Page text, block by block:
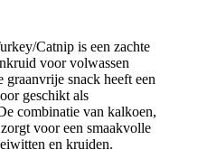
Catnip is een zachte
voor volwassen
graanvrije snack heeft een
geschikt als
combinatie van kalkoen,
voor een smaakvolle
en kruiden.